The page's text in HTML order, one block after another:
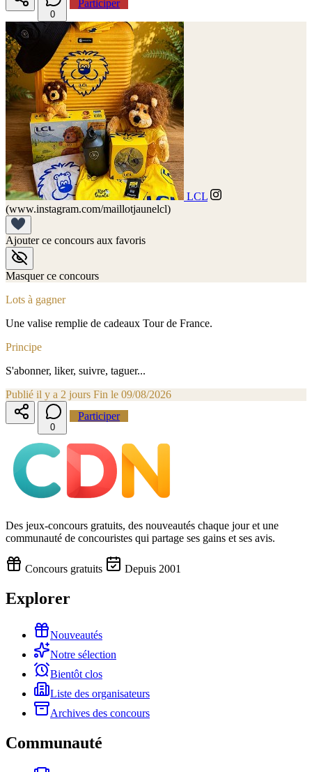
0
Participer
LCL
(www.instagram.com/maillotjaunelcl)
Ajouter ce concours aux favoris
Masquer ce concours
Lots à gagner
Une valise remplie de cadeaux Tour de France.
Principe
S'abonner, liker, suivre, taguer...
Publié il y a 2 jours Fin le 09/08/2026
0
Participer
Des jeux-concours gratuits, des nouveautés chaque jour et une
communauté de concouristes qui partage ses gains et ses avis.
Concours gratuits Depuis 2001
Explorer
Nouveautés
Notre sélection
Bientôt clos
Liste des organisateurs
Archives des concours
Communauté